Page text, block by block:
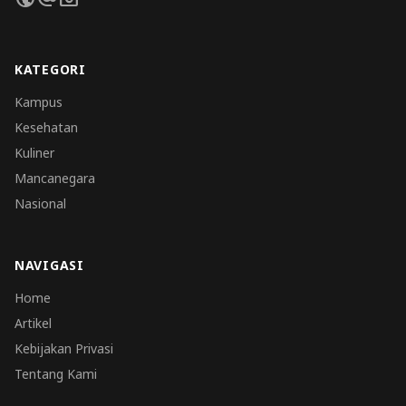
KATEGORI
Kampus
Kesehatan
Kuliner
Mancanegara
Nasional
NAVIGASI
Home
Artikel
Kebijakan Privasi
Tentang Kami